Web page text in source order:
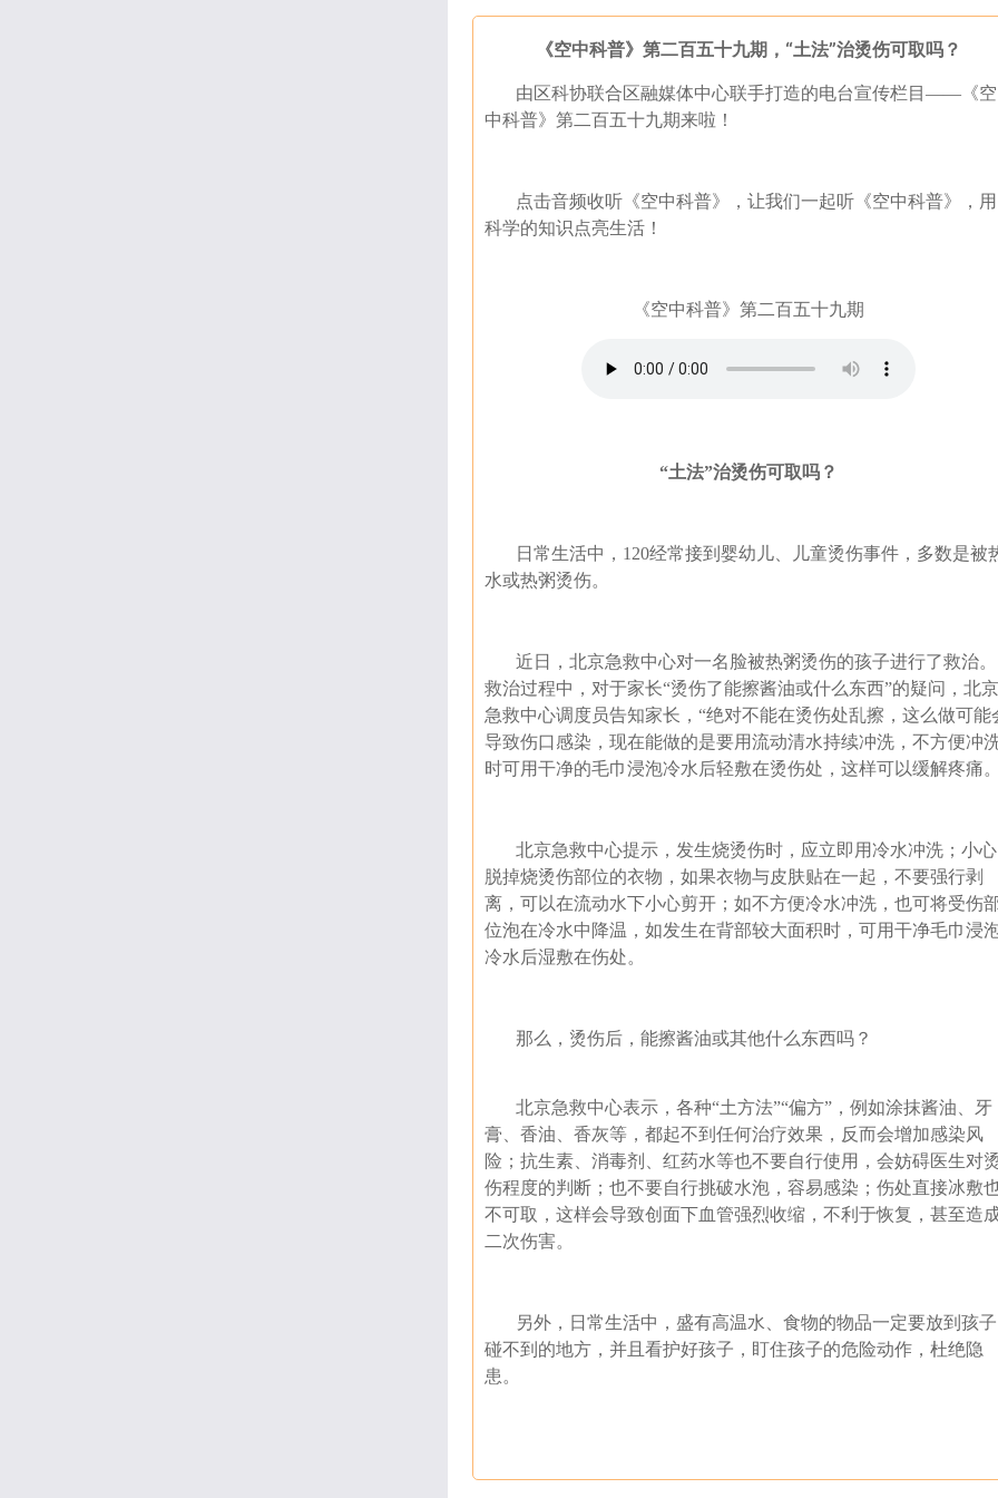
《空中科普》第二百五十九期，“土法”治烫伤可取吗？
由区科协联合区融媒体中心联手打造的电台宣传栏目——《空
中科普》第二百五十九期来啦！
点击音频收听《空中科普》，让我们一起听《空中科普》，用
科学的知识点亮生活！
《空中科普》第二百五十九期
“土法”治烫伤可取吗？
日常生活中，120经常接到婴幼儿、儿童烫伤事件，多数是被
水或热粥烫伤。
近日，北京急救中心对一名脸被热粥烫伤的孩子进行了救治。
救治过程中，对于家长“烫伤了能擦酱油或什么东西”的疑问，北京
急救中心调度员告知家长，“绝对不能在烫伤处乱擦，这么做可能
导致伤口感染，现在能做的是要用流动清水持续冲洗，不方便冲
时可用干净的毛巾浸泡冷水后轻敷在烫伤处，这样可以缓解疼痛
北京急救中心提示，发生烧烫伤时，应立即用冷水冲洗；小心
脱掉烧烫伤部位的衣物，如果衣物与皮肤贴在一起，不要强行剥
离，可以在流动水下小心剪开；如不方便冷水冲洗，也可将受伤
位泡在冷水中降温，如发生在背部较大面积时，可用干净毛巾浸
冷水后湿敷在伤处。
那么，烫伤后，能擦酱油或其他什么东西吗？
北京急救中心表示，各种“土方法”“偏方”，例如涂抹酱油、牙
膏、香油、香灰等，都起不到任何治疗效果，反而会增加感染风
险；抗生素、消毒剂、红药水等也不要自行使用，会妨碍医生对烫
伤程度的判断；也不要自行挑破水泡，容易感染；伤处直接冰敷
不可取，这样会导致创面下血管强烈收缩，不利于恢复，甚至造
二次伤害。
另外，日常生活中，盛有高温水、食物的物品一定要放到孩子
碰不到的地方，并且看护好孩子，盯住孩子的危险动作，杜绝隐
患。